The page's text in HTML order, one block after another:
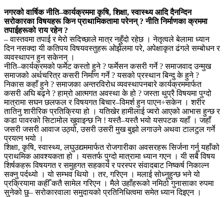
नगरको वार्षिक नीति–कार्यक्रममा कृषि, शिक्षा, स्वास्थ्य आदि दैनन्दिन
सरोकारका विषयहरू किन प्राथामिकतामा परेनन् ? नीति निर्माणका क्रममा
तपाईहरूको राय रहेन ?
– वास्तवमा तपाई र मेरो सदिच्छाले मात्र नहुँदो रहेछ । नेतृत्वले बेलामा ध्यान
दिन नसक्दा यी कतिपय विषयवस्तुहरू ओझेलमा परे, अपेक्षाकृत ढंगले सम्बोधन र
व्यवस्थापन हुन सकेनन् ।
नीति–कार्यक्रमको फर्मेट कस्तो हुने ? फर्मेसन कसरी गर्ने ? समाजवाद उन्मुख
समाजको अर्थचरित्र कसरी निर्माण गर्ने ? यसको प्रस्थान बिन्दु के हुने ?
निकास कहाँ हुने ? समाजका अन्तरविरोध व्यवस्थापनबारे कार्यक्रममार्फत
कसरी अघि बढ्ने ? हाम्रो आत्मगत अवस्था के हो ? जस्ता थुप्रै विषयमा पुग्दो
मात्रामा सघन छलफल र विषयगत बिचार–विमर्श हुन पाएन÷सकेन । शरीर
तातिनु शारीरिक प्रतिक्रिया हो । यतिखेर हामीलाई ज्वरो आएको आभास हुन्छ र
कडा पावरको सिटामोल खुवाइन्छ नि ! यस्तै–यस्तै भयो यसपटक यहाँ । जहाँ
जसरी जसरी आवाज उठ्यो, उसरी उसरी मुख बुझो लगाउने अथवा टालटुल गर्ने
प्रयत्न भयो ।
शिक्षा, कृषि, स्वास्थ्य, लघुउद्यममार्फत रोजगारीका अवसरहरू सिर्जना गर्नु यहाँको
प्राथमिक आवश्यकता हो । यसतर्फ पुग्दो मात्रामा ध्यान गएन । यी सबै विषय
शिर्षकहरू विषयगत र समुहगत सहकार्य र परस्पर संवादबाट निष्कर्ष निकाल्न
सक्नु पर्दथ्यो । यो सम्भव थियो । तर, गरिएन । मलाई सोध्नुहुन्छ भने यो
प्रक्रियामा कहीँ कतै सामेल गरिएन । मैले उहाँहरूको नमिठो गुनासाका रुपमा
सुनेको छु– सरोकारवाला समुदायको प्रतिनिधित्वमा समेत ध्यान दिइएन ।